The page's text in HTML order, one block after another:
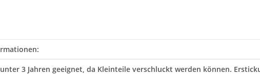
3 Jahren geeignet, da Kleinteile verschluckt werden können.